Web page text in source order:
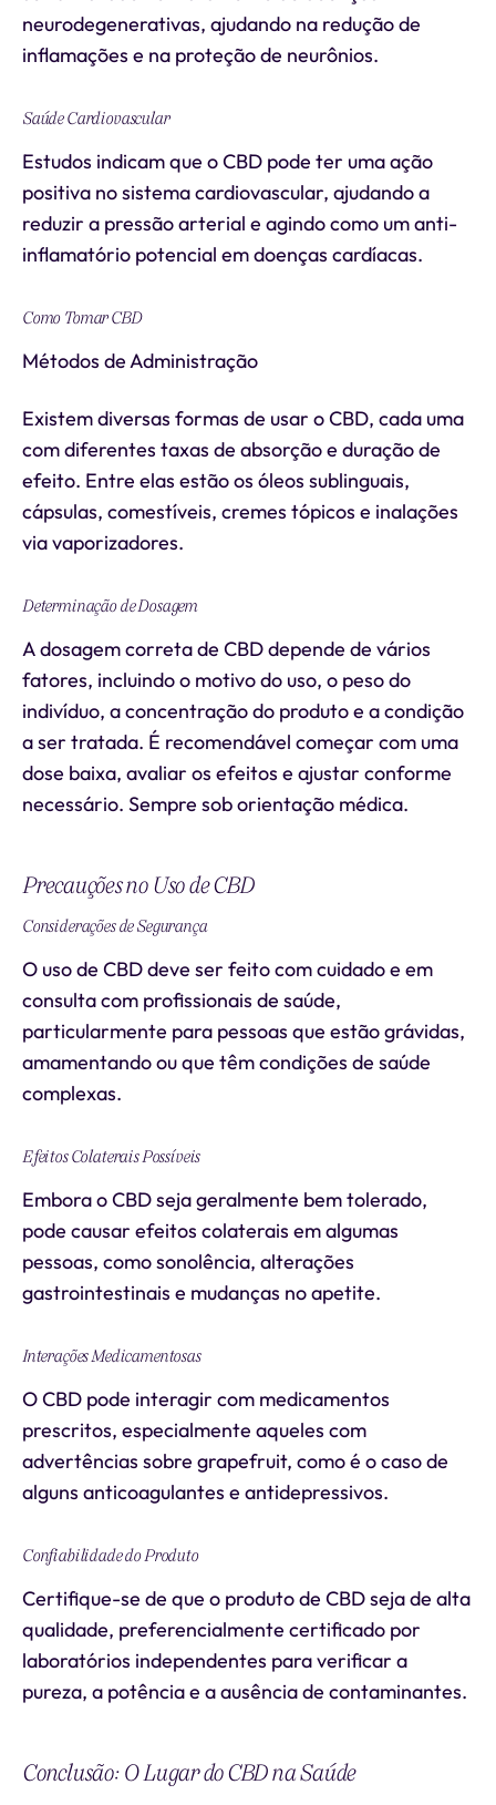
neurodegenerativas, ajudando na redução de
inflamações e na proteção de neurônios.
Saúde Cardiovascular
Estudos indicam que o CBD pode ter uma ação
positiva no sistema cardiovascular, ajudando a
reduzir a pressão arterial e agindo como um anti-
inflamatório potencial em doenças cardíacas.
Como Tomar CBD
Métodos de Administração
Existem diversas formas de usar o CBD, cada uma
com diferentes taxas de absorção e duração de
efeito. Entre elas estão os óleos sublinguais,
cápsulas, comestíveis, cremes tópicos e inalações
via vaporizadores.
Determinação de Dosagem
A dosagem correta de CBD depende de vários
fatores, incluindo o motivo do uso, o peso do
indivíduo, a concentração do produto e a condição
a ser tratada. É recomendável começar com uma
dose baixa, avaliar os efeitos e ajustar conforme
necessário. Sempre sob orientação médica.
Precauções no Uso de CBD
Considerações de Segurança
O uso de CBD deve ser feito com cuidado e em
consulta com profissionais de saúde,
particularmente para pessoas que estão grávidas,
amamentando ou que têm condições de saúde
complexas.
Efeitos Colaterais Possíveis
Embora o CBD seja geralmente bem tolerado,
pode causar efeitos colaterais em algumas
pessoas, como sonolência, alterações
gastrointestinais e mudanças no apetite.
Interações Medicamentosas
O CBD pode interagir com medicamentos
prescritos, especialmente aqueles com
advertências sobre grapefruit, como é o caso de
alguns anticoagulantes e antidepressivos.
Confiabilidade do Produto
Certifique-se de que o produto de CBD seja de alta
qualidade, preferencialmente certificado por
laboratórios independentes para verificar a
pureza, a potência e a ausência de contaminantes.
Conclusão: O Lugar do CBD na Saúde